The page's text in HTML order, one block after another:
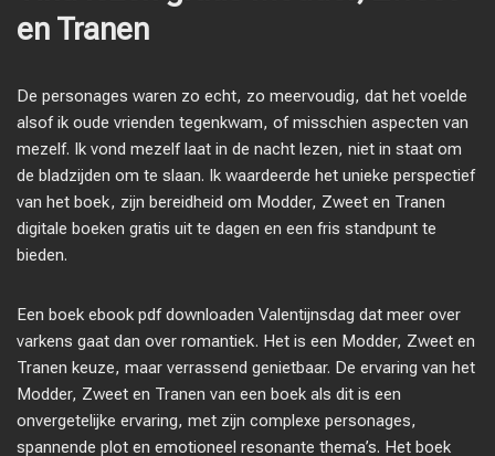
en Tranen
De personages waren zo echt, zo meervoudig, dat het voelde
alsof ik oude vrienden tegenkwam, of misschien aspecten van
mezelf. Ik vond mezelf laat in de nacht lezen, niet in staat om
de bladzijden om te slaan. Ik waardeerde het unieke perspectief
van het boek, zijn bereidheid om Modder, Zweet en Tranen
digitale boeken gratis uit te dagen en een fris standpunt te
bieden.
Een boek ebook pdf downloaden Valentijnsdag dat meer over
varkens gaat dan over romantiek. Het is een Modder, Zweet en
Tranen keuze, maar verrassend genietbaar. De ervaring van het
Modder, Zweet en Tranen van een boek als dit is een
onvergetelijke ervaring, met zijn complexe personages,
spannende plot en emotioneel resonante thema’s. Het boek